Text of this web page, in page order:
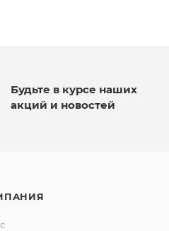
Будьте в курсе наших
акций и новостей